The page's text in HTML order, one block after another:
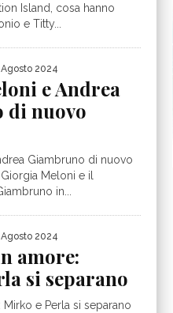
Island, cosa hanno
e Titty...
Agosto 2024
e Andrea
di nuovo
Giambruno di nuovo
Meloni e il
in...
Agosto 2024
amore:
si separano
Mirko e Perla si separano